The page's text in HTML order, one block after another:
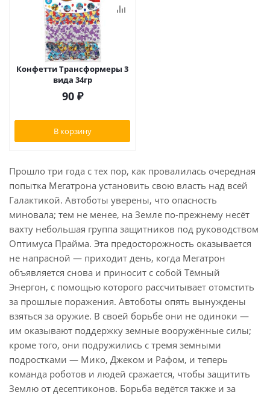
Конфетти Трансформеры 3
вида 34гр
90₽
В корзину
Прошло три года с тех пор, как провалилась очередная
попытка Мегатрона установить свою власть над всей
Галактикой. Автоботы уверены, что опасность
миновала; тем не менее, на Земле по-прежнему несёт
вахту небольшая группа защитников под руководством
Оптимуса Прайма. Эта предосторожность оказывается
не напрасной — приходит день, когда Мегатрон
объявляется снова и приносит с собой Тёмный
Энергон, с помощью которого рассчитывает отомстить
за прошлые поражения. Автоботы опять вынуждены
взяться за оружие. В своей борьбе они не одиноки —
им оказывают поддержку земные вооружённые силы;
кроме того, они подружились с тремя земными
подростками — Мико, Джеком и Рафом, и теперь
команда роботов и людей сражается, чтобы защитить
Землю от десептиконов. Борьба ведётся также и за